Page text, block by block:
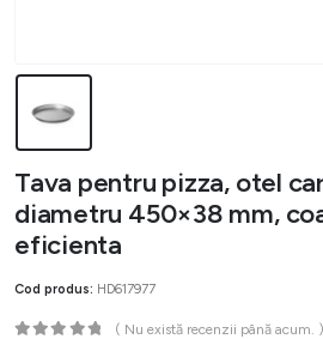
Tava pentru pizza, otel
diametru 450×38 mm,
eficienta
Cod produs: HD617977
( Nu există recenzii până acum. )